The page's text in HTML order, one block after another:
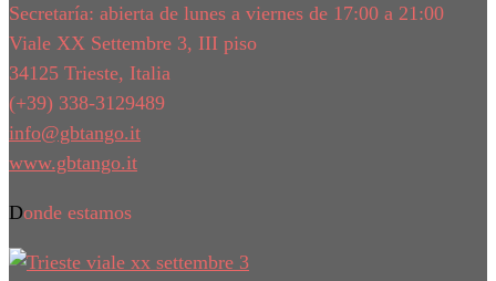
Secretaría: abierta de lunes a viernes de 17:00 a 21:00
Viale XX Settembre 3, III piso
34125 Trieste, Italia
(+39) 338-3129489
info@gbtango.it
www.gbtango.it
Donde estamos